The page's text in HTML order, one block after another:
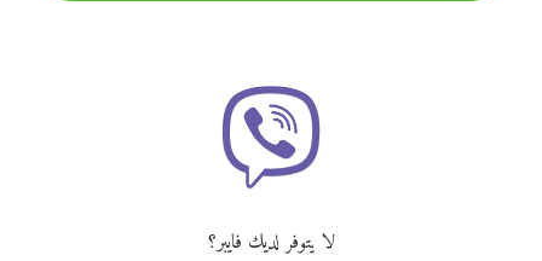
لا يتوفر لديك فايبر؟